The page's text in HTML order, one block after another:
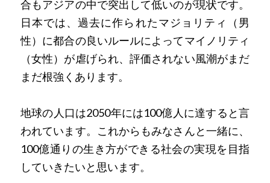
合もアジアの中で突出して低いのが現状です。
日本では、過去に作られたマジョリティ（男
性）に都合の良いルールによってマイノリティ
（女性）が虐げられ、評価されない風潮がまだ
まだ根強くあります。
地球の人口は2050年には100億人に達すると言
われています。これからもみなさんと一緒に、
100億通りの生き方ができる社会の実現を目指
していきたいと思います。